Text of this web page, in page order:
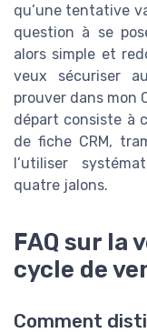
qu’une tentative
question à se
alors simple et
veux sécuriser
prouver dans mon
départ consiste à
de fiche CRM,
l’utiliser
quatre jalons.
FAQ sur la
cycle de
Comment